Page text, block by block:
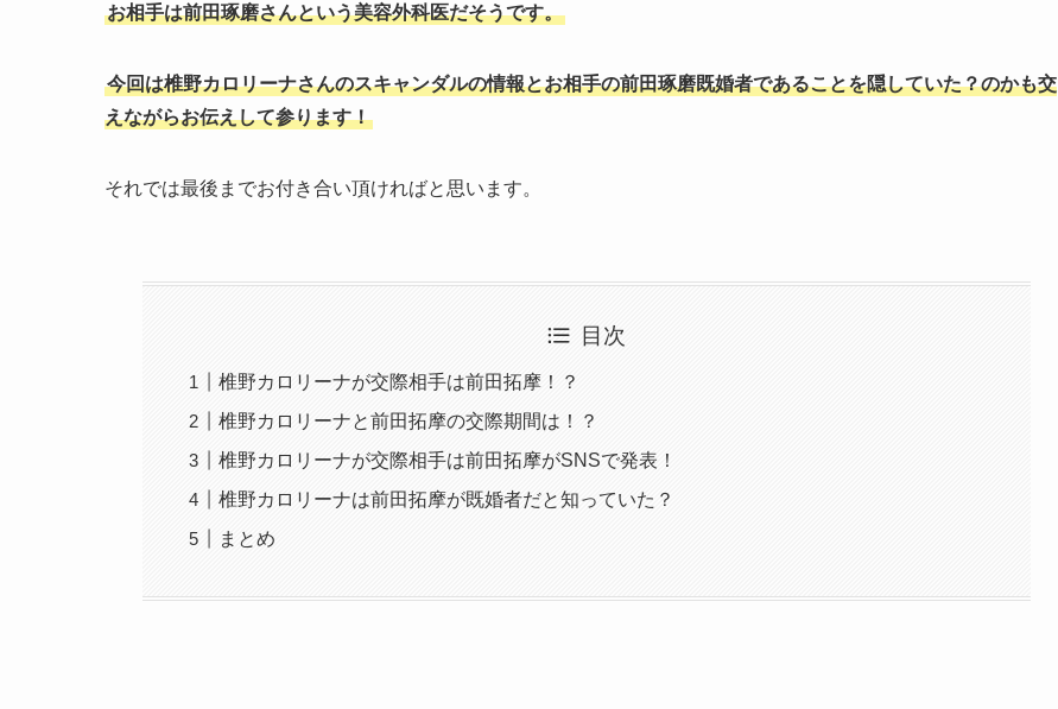
お相手は前田琢磨さんという美容外科医だそうです。
今回は椎野カロリーナさんのスキャンダルの情報とお相手の前田琢磨既婚者であることを隠していた？のかも交
えながらお伝えして参ります！
それでは最後までお付き合い頂ければと思います。
目次
椎野カロリーナが交際相手は前田拓摩！？
椎野カロリーナと前田拓摩の交際期間は！？
椎野カロリーナが交際相手は前田拓摩がSNSで発表！
椎野カロリーナは前田拓摩が既婚者だと知っていた？
まとめ